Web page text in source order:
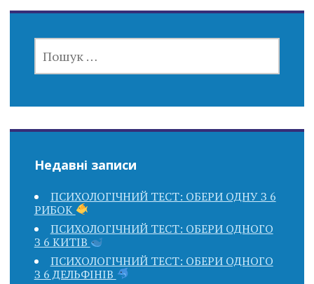
Недавні записи
ПСИХОЛОГІЧНИЙ ТЕСТ: ОБЕРИ ОДНУ З 6
РИБОК
ПСИХОЛОГІЧНИЙ ТЕСТ: ОБЕРИ ОДНОГО
З 6 КИТІВ
ПСИХОЛОГІЧНИЙ ТЕСТ: ОБЕРИ ОДНОГО
З 6 ДЕЛЬФІНІВ